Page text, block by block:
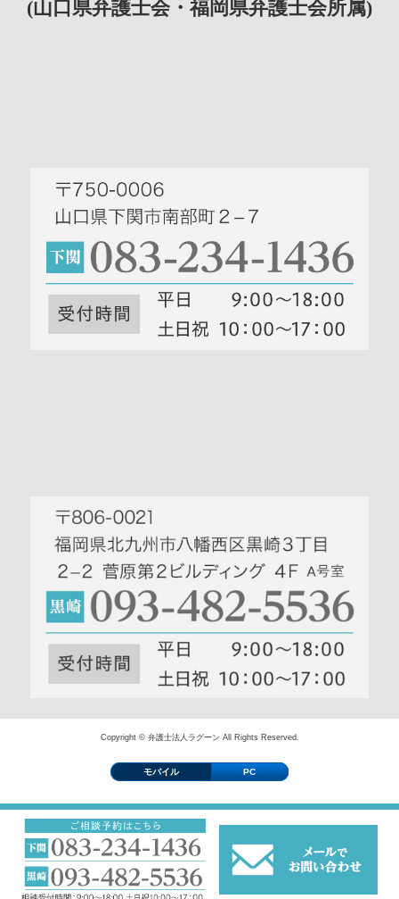
(山口県弁護士会・福岡県弁護士会所属)
Copyright © 弁護士法人ラグーン All Rights Reserved.
モバイル PC